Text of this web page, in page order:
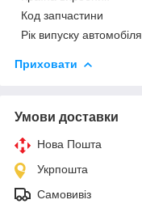
Код запчастини
Рік випуску автомобіля
Приховати
Умови доставки
Нова Пошта
Укрпошта
Самовивіз